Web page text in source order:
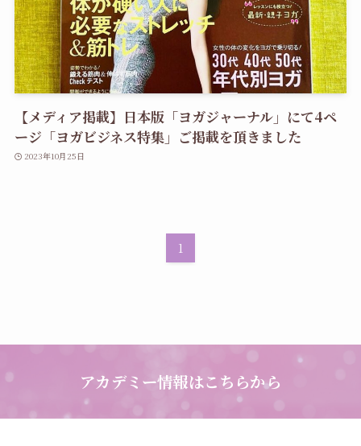
【メディア掲載】日本版「ヨガジャーナル」にて4ペ
ージ「ヨガビジネス特集」ご掲載を頂きました
2023年10月25日
1
アカデミー情報はこちらから